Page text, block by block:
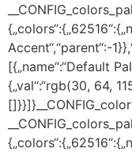
Accent“,“parent“:-
[{„name“:“Default
{„val“:“rgb(30, 64,